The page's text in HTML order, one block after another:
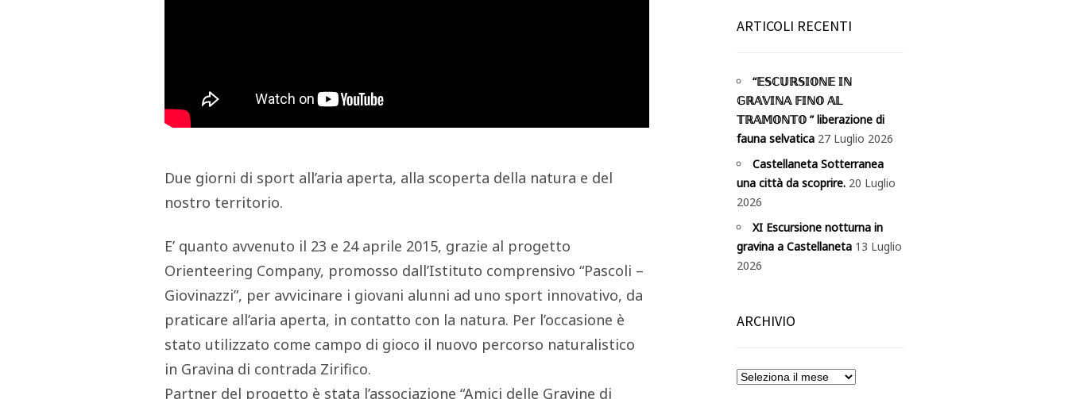
Due giorni di sport all’aria aperta, alla scoperta della natura e del
nostro territorio.
E’ quanto avvenuto il 23 e 24 aprile 2015, grazie al progetto
Orienteering Company, promosso dall’Istituto comprensivo “Pascoli –
Giovinazzi”, per avvicinare i giovani alunni ad uno sport innovativo, da
praticare all’aria aperta, in contatto con la natura. Per l’occasione è
stato utilizzato come campo di gioco il nuovo percorso naturalistico
in Gravina di contrada Zirifico.
Partner del progetto è stata l’associazione “Amici delle Gravine di
ARTICOLI RECENTI
“𝔼𝕊ℂ𝕌ℝ𝕊𝕀𝕆ℕ𝔼 𝕀ℕ
𝔾ℝ𝔸𝕍𝕀ℕ𝔸 𝔽𝕀ℕ𝕆 𝔸𝕃
𝕋ℝ𝔸𝕄𝕆ℕ𝕋𝕆 ” liberazione di
fauna selvatica 27 Luglio 2026
Castellaneta Sotterranea
una città da scoprire. 20 Luglio
2026
XI Escursione notturna in
gravina a Castellaneta 13 Luglio
2026
ARCHIVIO